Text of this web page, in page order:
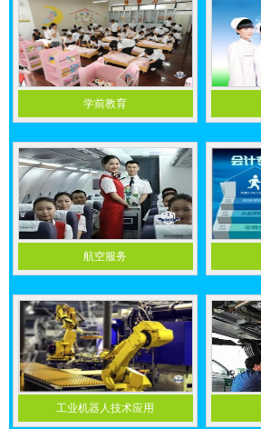
鹰潭城市科技职业学校地址
鹰潭城市科技职业学校的地址为江西省
路以南，童家大道以西，纬四路以北，
赣州理工有哪些专业
赣州理工职业学校是一所中等职业学校
业可以按以下类别梳理：一、医药卫生
赣州市军科职业技术学校怎么样
赣州市军科职业技术学校怎么样赣州市
赣州市教育局批准、江西省教育厅备案
萍乡广播电视职业中等学校招初中生吗
萍乡广播电视职业中等学校是招收初中
下：1. 招生对象：学校的中职层次面向
南昌智远技工学校周边治安环境怎么样
南昌智远技工学校（小蓝经开区汇仁大
学前教育
航空服务
工业机器人技术应用